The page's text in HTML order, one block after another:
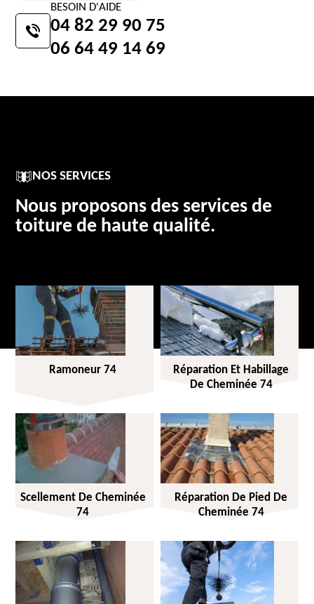
BESOIN D'AIDE
04 82 29 90 75
06 64 49 14 69
NOS SERVICES
Nous proposons des services de
toiture de haute qualité.
Ramoneur 74
Réparation Et Habillage
De Cheminée 74
Scellement De Cheminée
74
Réparation De Pied De
Cheminée 74